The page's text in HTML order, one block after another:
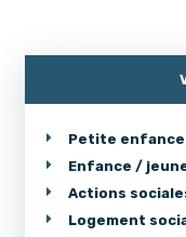
Petite enfance
Enfance /
Actions
Logement